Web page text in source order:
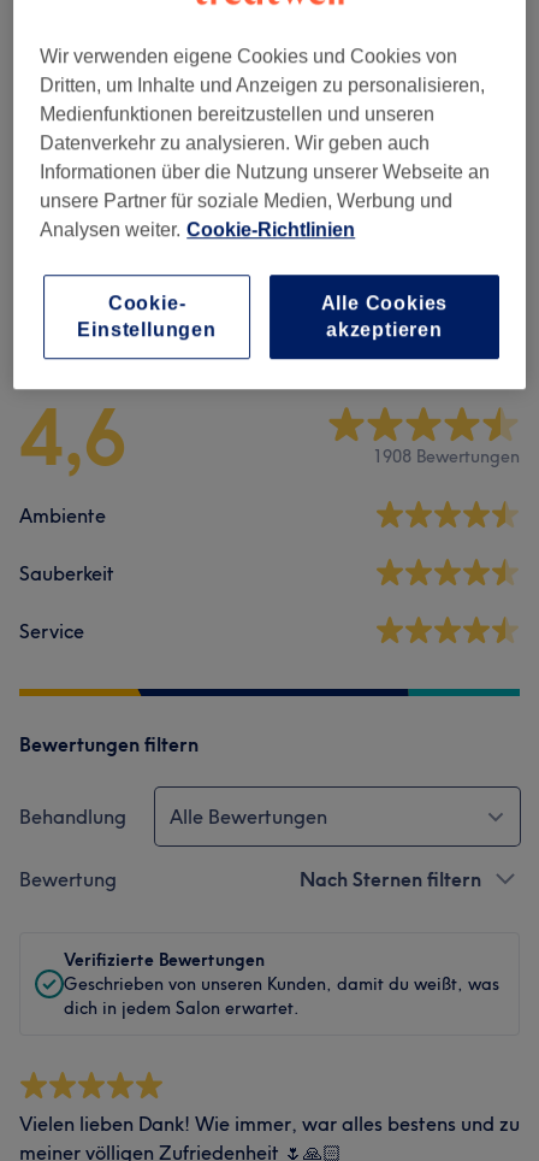
Nicht gefunden wonach du gesucht hast?
Maniküre & Pediküre (3) ab 12 €
Nagel Design ( 2) ab 8 €
Nagelmodellage 4)
Salonbewertungen
4,6 1908 Bewertungen
Ambiente
Sauberkeit
Service
Bewertungen filtern
Behandlung Alle Bewertungen
Bewertung Nach Sternen filtern
Verifizierte Bewertungen
Geschrieben von unseren Kunden, damit du weißt, was
dich in jedem Salon erwartet.
Vielen lieben Dank! Wie immer, war alles bestens und zu
meiner völligen Zufriedenheit 🌷🙏🏻
Wir verwenden eigene Cookies und Cookies von
Dritten, um Inhalte und Anzeigen zu personalisieren,
Medienfunktionen bereitzustellen und unseren
Datenverkehr zu analysieren. Wir geben auch
Informationen über die Nutzung unserer Webseite an
unsere Partner für soziale Medien, Werbung und
Analysen weiter. Cookie-Richtlinien
Cookie-
Einstellungen
Alle Cookies
akzeptieren